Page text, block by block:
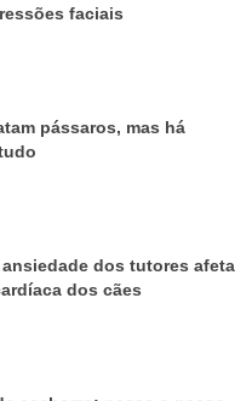
faciais
pássaros, mas há
dos tutores afeta
dos cães